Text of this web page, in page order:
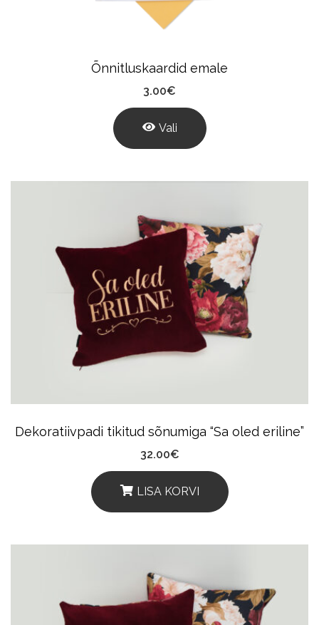
Õnnitluskaardid emale
3.00€
Vali
This
Multiple
Variants.
The
Options
May
Chosen
Product
Dekoratiivpadi tikitud sõnumiga “Sa oled eriline”
32.00€
LISA KORVI